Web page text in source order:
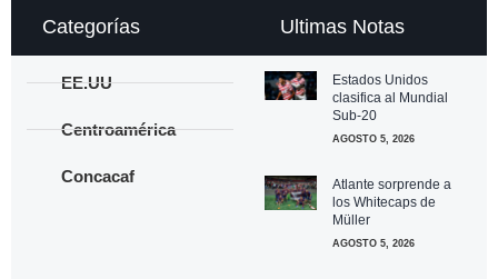
Ultimas Notas
Estados Unidos
clasifica al Mundial
Sub-20
AGOSTO 5, 2026
Atlante sorprende a
los Whitecaps de
Müller
AGOSTO 5, 2026
Categorías
EE.UU
Centroamérica
Concacaf